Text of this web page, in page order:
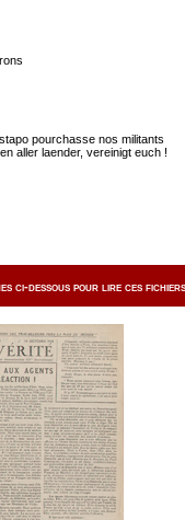
pourchasse nos militants
aller laender, vereinigt euch !
ci-dessous pour lire ces